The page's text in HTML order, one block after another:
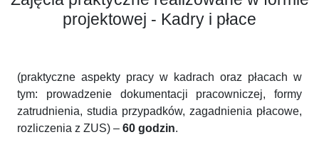
projektowej - Kadry i płace
(praktyczne aspekty pracy w kadrach oraz płacach w
tym: prowadzenie dokumentacji pracowniczej, formy
zatrudnienia, studia przypadków, zagadnienia płacowe,
rozliczenia z ZUS) – 60 godzin.